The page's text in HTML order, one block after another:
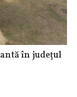
în județul